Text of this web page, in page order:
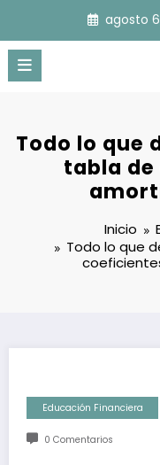
contenido
agosto
Todo lo que
tabla
Inicio
Todo lo que
Educación Financiera
0 Comentarios